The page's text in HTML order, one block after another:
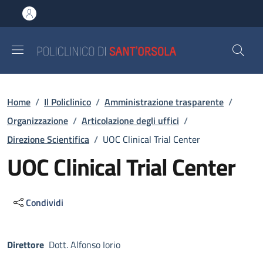
al contenuto principale
to footer content
Briciole di pane
Home / Il Policlinico / Amministrazione trasparente /
Organizzazione / Articolazione degli uffici /
Direzione Scientifica / UOC Clinical Trial Center
UOC Clinical Trial Center
Condividi
Descrizione
Direttore Dott. Alfonso Iorio